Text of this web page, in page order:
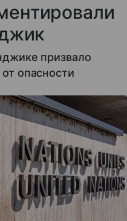
призвало
опасности